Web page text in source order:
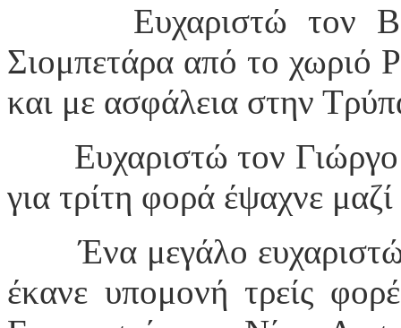
Ευχαριστώ τον
Σιομπετάρα από το χωριό
και με ασφάλεια στην
Ευχαριστώ τον
για τρίτη φορά έψαχνε
Ένα μεγάλο
έκανε υπομονή τρείς